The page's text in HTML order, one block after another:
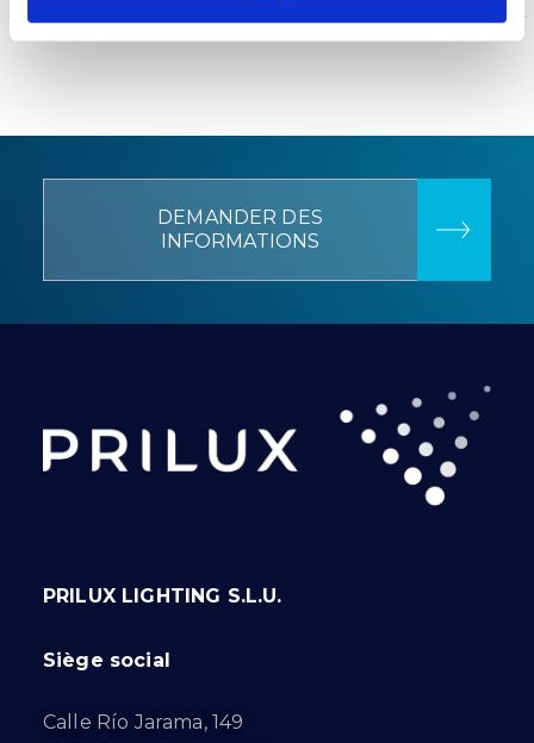
DEMANDER DES
INFORMATIONS
PRILUX LIGHTING S.L.U.
Siège social
Calle Río Jarama, 149